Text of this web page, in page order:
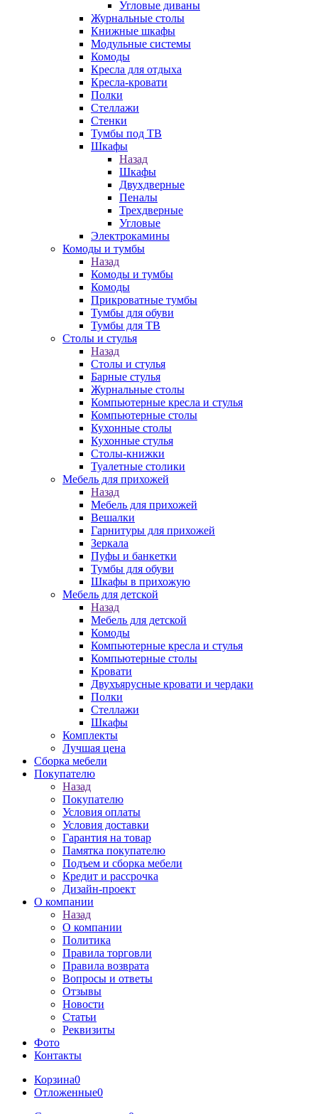
Угловые диваны
Журнальные столы
Книжные шкафы
Модульные системы
Комоды
Кресла для отдыха
Кресла-кровати
Полки
Стеллажи
Стенки
Тумбы под ТВ
Шкафы
Назад
Шкафы
Двухдверные
Пеналы
Трехдверные
Угловые
Электрокамины
Комоды и тумбы
Назад
Комоды и тумбы
Комоды
Прикроватные тумбы
Тумбы для обуви
Тумбы для ТВ
Столы и стулья
Назад
Столы и стулья
Барные стулья
Журнальные столы
Компьютерные кресла и стулья
Компьютерные столы
Кухонные столы
Кухонные стулья
Столы-книжки
Туалетные столики
Мебель для прихожей
Назад
Мебель для прихожей
Вешалки
Гарнитуры для прихожей
Зеркала
Пуфы и банкетки
Тумбы для обуви
Шкафы в прихожую
Мебель для детской
Назад
Мебель для детской
Комоды
Компьютерные кресла и стулья
Компьютерные столы
Кровати
Двухъярусные кровати и чердаки
Полки
Стеллажи
Шкафы
Комплекты
Лучшая цена
Сборка мебели
Покупателю
Назад
Покупателю
Условия оплаты
Условия доставки
Гарантия на товар
Памятка покупателю
Подъем и сборка мебели
Кредит и рассрочка
Дизайн-проект
О компании
Назад
О компании
Политика
Правила торговли
Правила возврата
Вопросы и ответы
Отзывы
Новости
Статьи
Реквизиты
Фото
Контакты
Корзина0
Отложенные0